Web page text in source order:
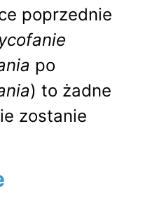
poprzednie
po
) to żadne
zostanie